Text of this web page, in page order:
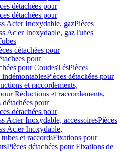
détachées pour
détachées pour
Acier Inoxydable, gazPièces
Acier Inoxydable, gazTubes
détachées pour
pour
pour CoudesTésPièces
indémontablesPièces détachées pour
et raccordements,
Réductions et raccordements,
détachées pour
détachées pour
Acier Inoxydable, accessoiresPièces
Acier Inoxydable,
et raccordsFixations pour
Pièces détachées pour Fixations de